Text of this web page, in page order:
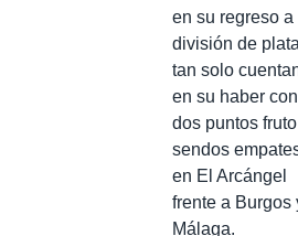
en su regreso a
división de
tan solo
en su haber con
dos puntos
sendos
en El Arcángel
frente a Burgos
Málaga.